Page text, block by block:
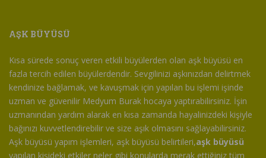
AŞK BÜYÜSÜ
Kısa sürede sonuç veren etkili büyülerden olan aşk büyüsü en
fazla tercih edilen büyülerdendir. Sevgilinizi aşkınızdan delirtmek
kendinize bağlamak, ve kavuşmak için yapılan bu işlemi işinde
uzman ve güvenilir Medyum Burak hocaya yaptırabilirsiniz. İşin
uzmanından yardım alarak en kısa zamanda hayalinizdeki kişiyle
bağınızı kuvvetlendirebilir ve size aşık olmasını sağlayabilirsiniz.
Aşk büyüsü yapım işlemleri, aşk büyüsü belirtileri,aşk büyüsü
yapılan kişideki etkiler neler gibi konularda merak ettiğiniz tüm